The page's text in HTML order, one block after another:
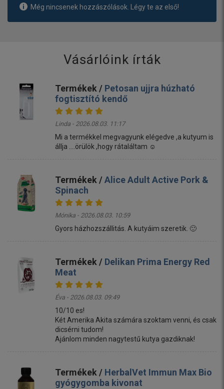
Még nincsenek hozzászólások. Légy te az első!
Vásárlóink írták
Termékek / Petosan ujjra húzható
fogtisztító kendő
Linda - 2026.08.03. 11:17
Mi a termékkel megvagyunk elégedve ,a kutyum is
állja ....örülök ,hogy rátaláltam ☺️
Termékek /Alice Adult Active Pork &
Spinach
Mónika - 2026.08.03. 10:59
Gyors házhozszállitás. A kutyáim szeretik. 🙂
Termékek / Delikan Prima Energy Red
Meat
Éva - 2026.08.03. 09:49
10/10 es!
Két Amerika Akita számára szoktam venni, és csak
dicsérni tudom!
Ajánlom minden nagytestű kutya gazdiknak!
Termékek / HerbalVet Immun Max Bio
gyógygomba kivonat